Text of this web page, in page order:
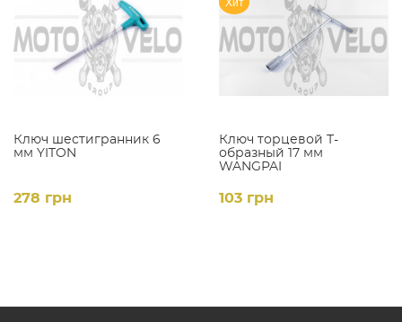
Ключ шестигранник 6
мм YITON
278 грн
Ключ торцевой Т-
образный 17 мм
WANGPAI
Хит
103 грн